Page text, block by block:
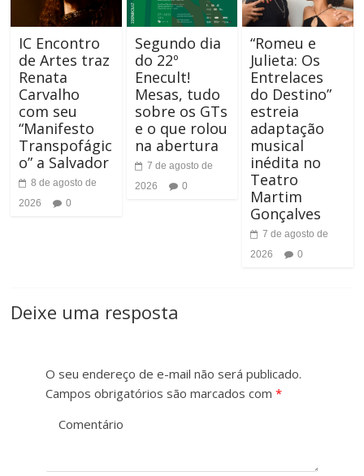
C
e
m
n
IC Encontro
de Artes traz
Renata
Carvalho
com seu
“Manifesto
Transpofágic
o” a Salvador
8 de agosto de
2026
0
Segundo dia
do 22º
Enecult!
Mesas, tudo
sobre os GTs
e o que rolou
na abertura
7 de agosto de
2026
0
“Romeu e
Julieta: Os
Entrelaces
do Destino”
estreia
adaptação
musical
inédita no
Teatro
Martim
Gonçalves
7 de agosto de
2026
0
Deixe uma resposta
O seu endereço de e-mail não será publicado.
Campos obrigatórios são marcados com *
Comentário